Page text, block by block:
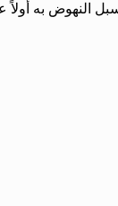
النهوض به